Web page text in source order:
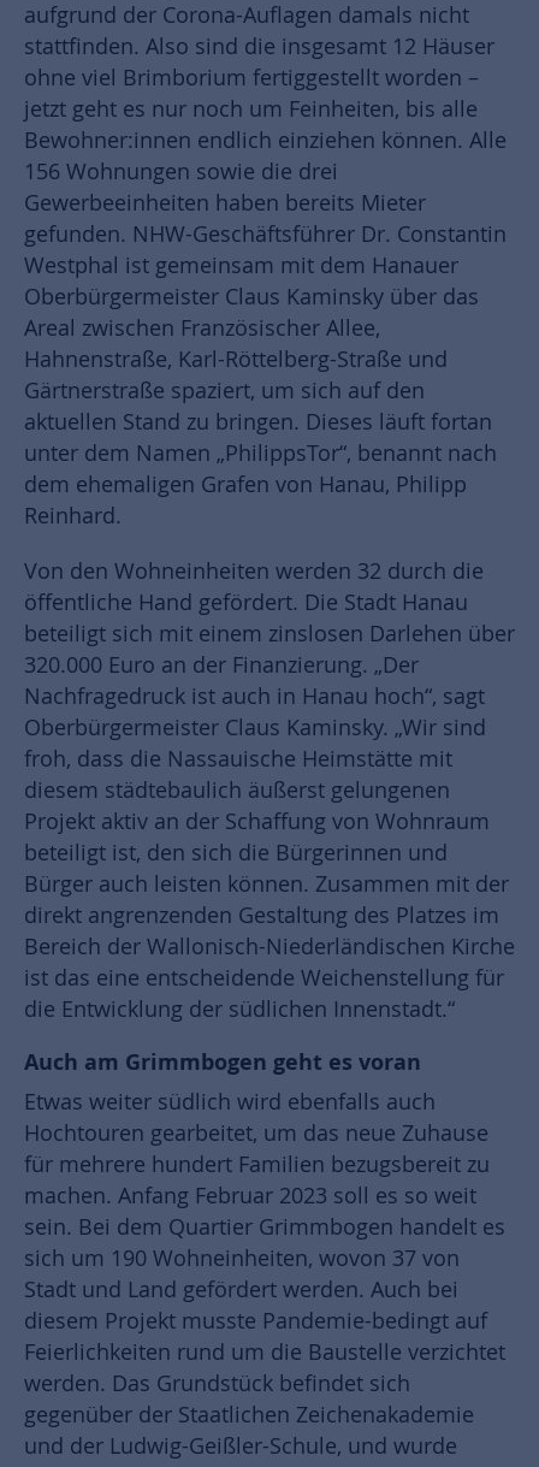
aufgrund der Corona-Auflagen damals nicht
stattfinden. Also sind die insgesamt 12 Häuser
ohne viel Brimborium fertiggestellt worden –
jetzt geht es nur noch um Feinheiten, bis alle
Bewohner:innen endlich einziehen können. Alle
156 Wohnungen sowie die drei
Gewerbeeinheiten haben bereits Mieter
gefunden. NHW-Geschäftsführer Dr. Constantin
Westphal ist gemeinsam mit dem Hanauer
Oberbürgermeister Claus Kaminsky über das
Areal zwischen Französischer Allee,
Hahnenstraße, Karl-Röttelberg-Straße und
Gärtnerstraße spaziert, um sich auf den
aktuellen Stand zu bringen. Dieses läuft fortan
unter dem Namen „PhilippsTor“, benannt nach
dem ehemaligen Grafen von Hanau, Philipp
Reinhard.
Von den Wohneinheiten werden 32 durch die
öffentliche Hand gefördert. Die Stadt Hanau
beteiligt sich mit einem zinslosen Darlehen über
320.000 Euro an der Finanzierung. „Der
Nachfragedruck ist auch in Hanau hoch“, sagt
Oberbürgermeister Claus Kaminsky. „Wir sind
froh, dass die Nassauische Heimstätte mit
diesem städtebaulich äußerst gelungenen
Projekt aktiv an der Schaffung von Wohnraum
beteiligt ist, den sich die Bürgerinnen und
Bürger auch leisten können. Zusammen mit der
direkt angrenzenden Gestaltung des Platzes im
Bereich der Wallonisch-Niederländischen Kirche
ist das eine entscheidende Weichenstellung für
die Entwicklung der südlichen Innenstadt.“
Auch am Grimmbogen geht es voran
Etwas weiter südlich wird ebenfalls auch
Hochtouren gearbeitet, um das neue Zuhause
für mehrere hundert Familien bezugsbereit zu
machen. Anfang Februar 2023 soll es so weit
sein. Bei dem Quartier Grimmbogen handelt es
sich um 190 Wohneinheiten, wovon 37 von
Stadt und Land gefördert werden. Auch bei
diesem Projekt musste Pandemie-bedingt auf
Feierlichkeiten rund um die Baustelle verzichtet
werden. Das Grundstück befindet sich
gegenüber der Staatlichen Zeichenakademie
und der Ludwig-Geißler-Schule, und wurde